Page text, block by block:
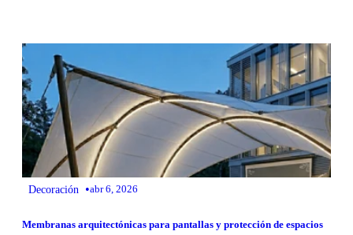
Decoración •abr 6, 2026
Membranas arquitectónicas para pantallas y protección de espacios